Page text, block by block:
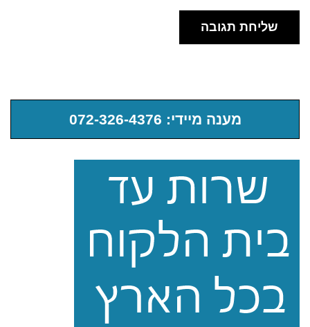
מענה מיידי: 072-326-4376